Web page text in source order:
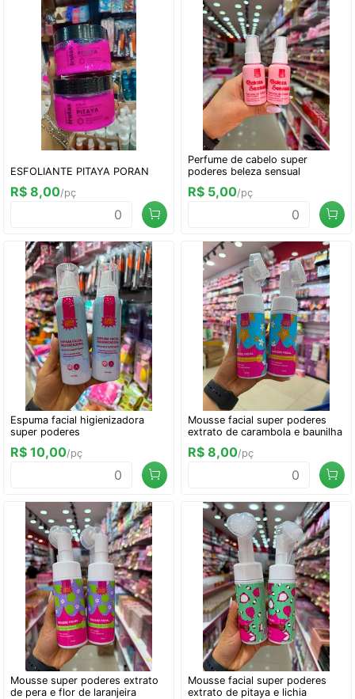
ESFOLIANTE PITAYA PORAN
R$ 8,00/pç
Perfume de cabelo super
poderes beleza sensual
R$ 5,00/pç
Espuma facial higienizadora
super poderes
R$ 10,00/pç
Mousse facial super poderes
extrato de carambola e baunilha
R$ 8,00/pç
Mousse super poderes extrato
de pera e flor de laranjeira
Mousse facial super poderes
extrato de pitaya e lichia